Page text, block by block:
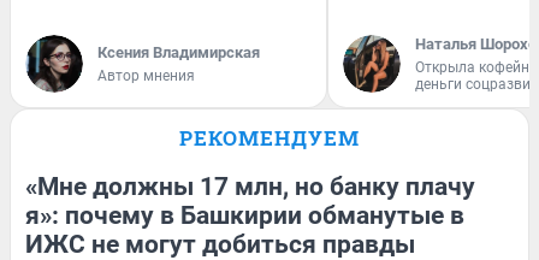
Ксения Владимирская
Автор мнения
Наталья
Открыла
деньги
РЕКОМЕНДУЕМ
«Мне должны 17 млн, но банку плачу
я»: почему в Башкирии обманутые в
ИЖС не могут добиться правды